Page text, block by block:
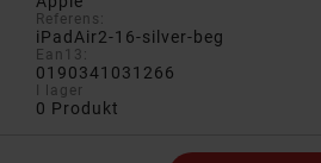
Referens:
iPadAir2-16-silver-beg
Ean13:
0190341031266
I lager
0 Produkt